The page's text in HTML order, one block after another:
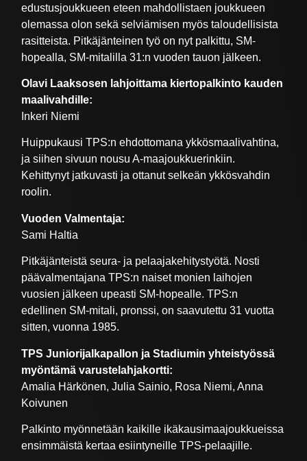
edustusjoukkueen eteen mahdollistaen joukkueen
olemassa olon sekä selviämisen myös taloudellisista
rasitteista. Pitkäjänteinen työ on nyt palkittu, SM-
hopealla, SM-mitalilla 31:n vuoden tauon jälkeen.
Olavi Laaksosen lahjoittama kiertopalkinto kauden
maalivahdille:
Inkeri Niemi
Huippukausi TPS:n ehdottomana ykkösmaalivahtina,
ja siihen sivuun nousu A-maajoukkuerinkiin.
Kehittynyt jatkuvasti ja ottanut selkeän ykkösvahdin
roolin.
Vuoden Valmentaja:
Sami Haltia
Pitkäjänteistä seura- ja pelaajakehitystyötä. Nosti
päävalmentajana TPS:n naiset monien laihojen
vuosien jälkeen upeasti SM-hopealle. TPS:n
edellinen SM-mitali, pronssi, on saavutettu 31 vuotta
sitten, vuonna 1985.
TPS Juniorijalkapallon ja Stadiumin yhteistyössä
myöntämä varustelahjakortti:
Amalia Härkönen, Julia Sainio, Rosa Niemi, Anna
Koivunen
Palkinto myönnetään kaikille ikäkausimaajoukkueissa
ensimmäistä kertaa esiintyneille TPS-pelaajille.